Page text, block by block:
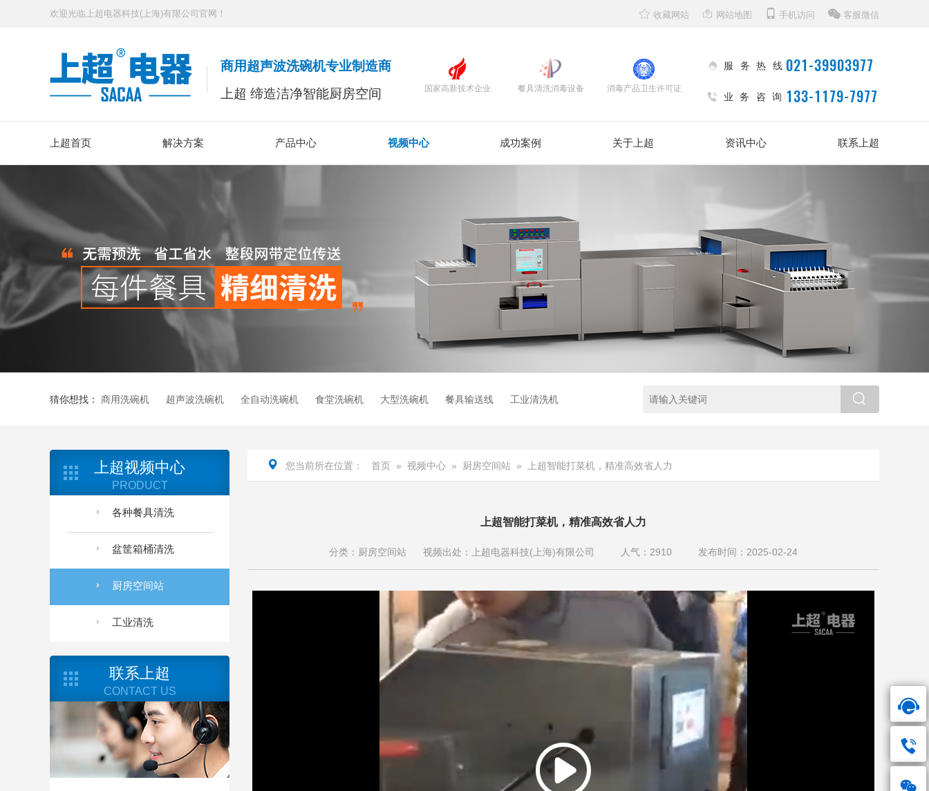
欢迎光临上超电器科技(上海)有限公司官网！ 收藏网站 网站地图 手机访问 客服微信
商用超声波洗碗机专业制造商
上超 缔造洁净智能厨房空间
国家高新技术企业 餐具清洗消毒设备 消毒产品卫生许可证
服务热线 021-39903977
业务咨询 133-1179-7977
上超首页 解决方案 产品中心 视频中心 成功案例 关于上超 资讯中心 联系上超
猜你想找： 商用洗碗机 超声波洗碗机 全自动洗碗机 食堂洗碗机 大型洗碗机 餐具输送线 工业清洗机
上超视频中心
PRODUCT
各种餐具清洗
盆筐箱桶清洗
厨房空间站
工业清洗
联系上超
CONTACT US
您当前所在位置： 首页 » 视频中心 » 厨房空间站 » 上超智能打菜机，精准高效省人力
上超智能打菜机，精准高效省人力
分类： 厨房空间站 视频出处： 上超电器科技(上海)有限公司 人气： 2910 发布时间：2025-02-24